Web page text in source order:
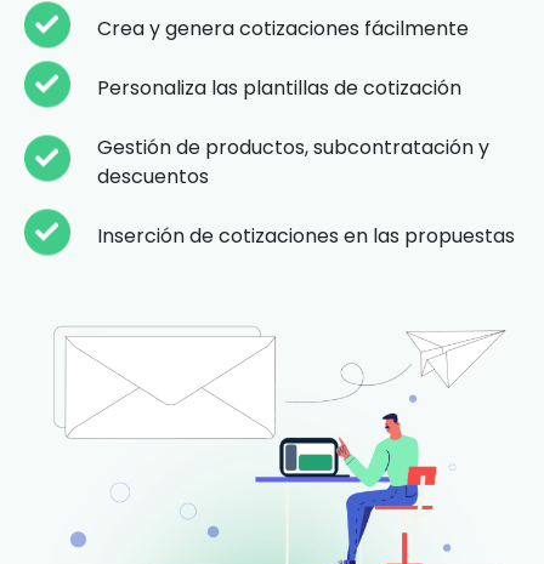
Crea y genera cotizaciones fácilmente
Personaliza las plantillas de cotización
Gestión de productos, subcontratación y
descuentos
Inserción de cotizaciones en las propuestas